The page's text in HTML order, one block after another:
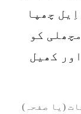
چھپا
کو
کھیل
(یا صفحہ)